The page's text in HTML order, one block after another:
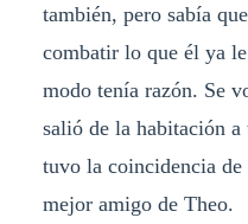
también, pero sabía
combatir lo que él ya
modo tenía razón. Se
salió de la habitación a
tuvo la coincidencia
mejor amigo de Theo.